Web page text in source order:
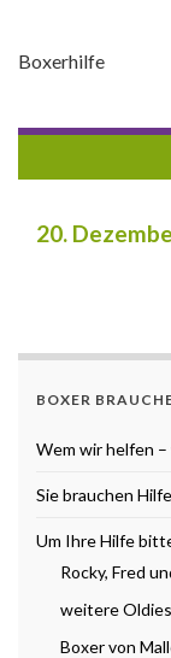
Boxerhilfe
20.
BOXER
Wem wir helfen
Sie brauchen
Um Ihre Hilfe
Rocky, Fred
weitere Oldies
Boxer von